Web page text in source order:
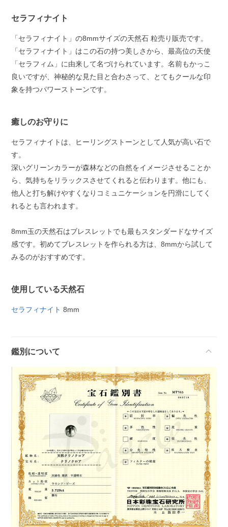
セラフィナイト
「セラフィナイト」の8mmサイズの天然石 粒売り販売です。
「セラフィナイト」はこの石の持つ美しさから、最高位の天使
「セラフィム」に由来して名づけられています。名前もかっこ
良いですが、神秘的な見た目と合わさって、とてもクールな印
象を持つパワーストーンです。
癒しのお守りに
セラフィナイトは、ヒーリングストーンとして人気が高い石で
す。
深いグリーンカラーが森林などの自然をイメージさせることか
ら、気持ちをリラックスさせてくれると伝わります。他にも、
他人と打ち解けやすくなりコミュニケーションを円滑にしてく
れるとも言われます。
8mm玉の天然石はブレスレットでも最もスタンダードなサイズ
感です。初めてブレスレットを作られる方は、8mmから試して
みるのがおすすめです。
使用している天然石
セラフィナイト 8mm
鑑別について